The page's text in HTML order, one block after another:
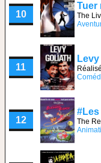
10
Tuer
The
11
12
#Les
The